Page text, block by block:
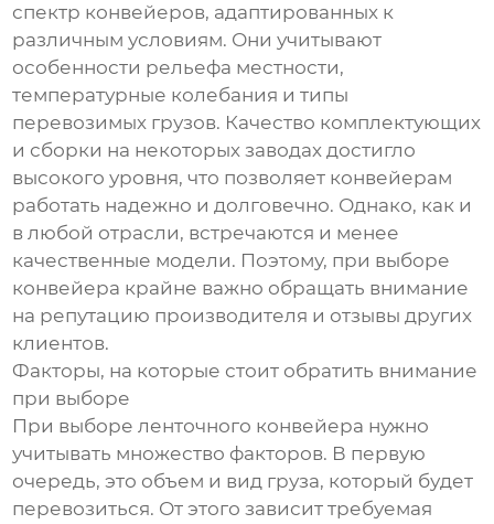
спектр конвейеров, адаптированных к
различным условиям. Они учитывают
особенности рельефа местности,
температурные колебания и типы
перевозимых грузов. Качество комплектующих
и сборки на некоторых заводах достигло
высокого уровня, что позволяет конвейерам
работать надежно и долговечно. Однако, как и
в любой отрасли, встречаются и менее
качественные модели. Поэтому, при выборе
конвейера крайне важно обращать внимание
на репутацию производителя и отзывы других
клиентов.
Факторы, на которые стоит обратить внимание
при выборе
При выборе ленточного конвейера нужно
учитывать множество факторов. В первую
очередь, это объем и вид груза, который будет
перевозиться. От этого зависит требуемая